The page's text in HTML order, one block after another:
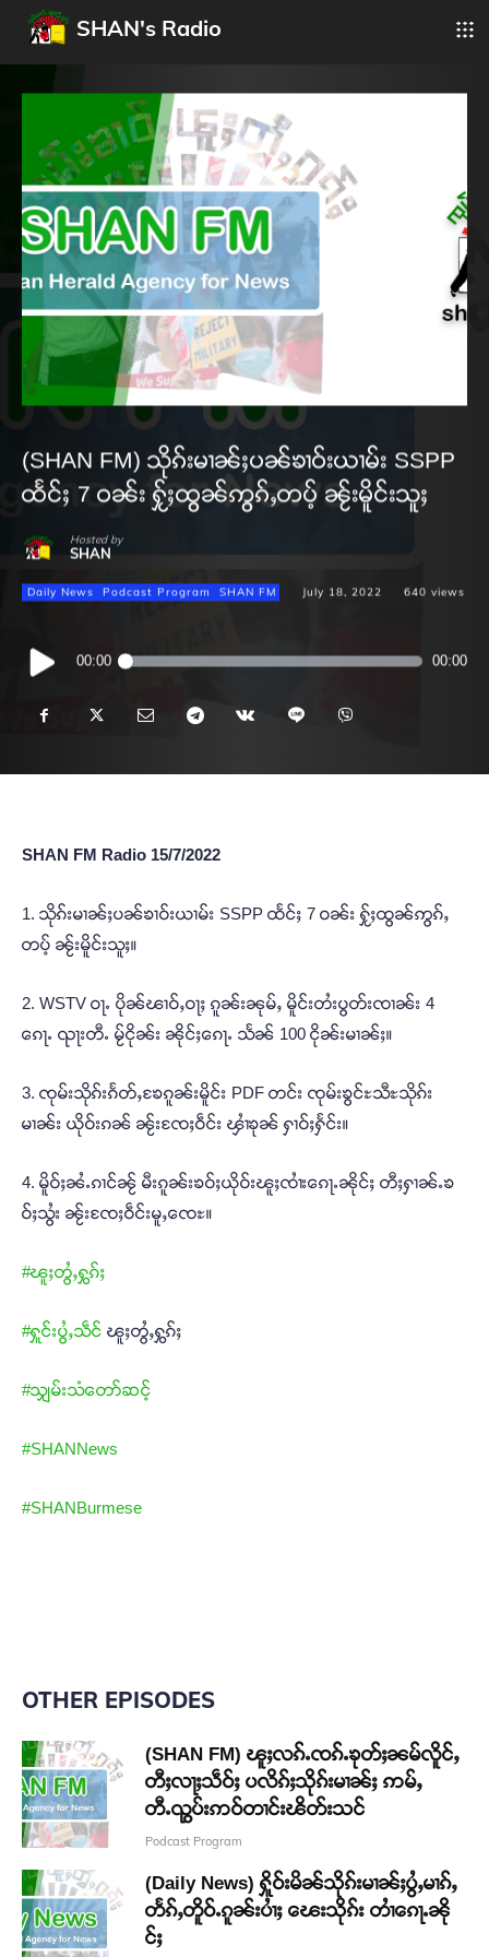
SHAN's Radio
(SHAN FM) သိုၵ်းမၢၼ်ႈပၼ်ၶၢဝ်းယၢမ်း SSPP
ထႅင်ႈ 7 ဝၼ်း ႁႂ်ႈထွၼ်ဢွၵ်ႇတပ့် ၼႂ်းမိူင်းသူႈ
Hosted by
SHAN
Daily News Podcast Program SHAN FM July 18, 2022 640 views
Audio
Player
00:00 00:00
SHAN FM Radio 15/7/2022
1. သိုၵ်းမၢၼ်ႈပၼ်ၶၢဝ်းယၢမ်း SSPP ထႅင်ႈ 7 ဝၼ်း ႁႂ်ႈထွၼ်ဢွၵ်ႇ
တပ့် ၼႂ်းမိူင်းသူႈ။
2. WSTV ဝႃႉ ပိုၼ်ၽၢဝ်ႇဝႃႈ ၵူၼ်းၼုမ်ႇ မိူင်းတႆးပွတ်းၸၢၼ်း 4
ၵေႃႉ ၺႃးတီႉ မႂ်ငိုၼ်း ၼိုင်ႈၵေႃႉ သႅၼ် 100 ငိုၼ်းမၢၼ်ႈ။
3. ၸုမ်းသိုၵ်းၵႅတ်ႇၶႄၵူၼ်းမိူင်း PDF တင်း ၸုမ်းၶွင်ႊသီႊသိုၵ်း
မၢၼ်း ယိုဝ်းၵၼ် ၼႂ်းၸႄႈဝဵင်း ၾၢႆၶုၼ် ႁၢဝ်ႈႁႅင်း။
4. မိူဝ်ႈၼႆႉၵၢင်ၼႂ် မီးၵူၼ်းၶဝ်ႈယိုဝ်းၽူႈၸၢႆးၵေႃႉၼိုင်ႈ တီႈႁၢၼ်ႉၶ
ဝ်ႈသွႆး ၼႂ်းၸႄႈဝဵင်းမူႇၸေႊ။
#ၽူႈတွႆႇႁွၵ်ႈ
#ႁူင်းပွႆႇသဵင် ၽူႈတွႆႇႁွၵ်ႈ
#သျှမ်းသံတော်ဆင့်
#SHANNews
#SHANBurmese
OTHER EPISODES
(SHAN FM) ၽူႈလၵ်ႉၸၵ်ႉၶုတ်ႈၼမ်လိူင်ႇ
တီႈလႃႈသဵဝ်ႈ ပလိၵ်ႈသိုၵ်းမၢၼ်ႈ ဢမ်ႇ
တီႉၺွပ်းဢဝ်တၢင်းၽိတ်းသင်
Podcast Program
(Daily News) ႁိူဝ်းမိၼ်သိုၵ်းမၢၼ်ႈပွႆႇမၢၵ်ႇ
တႅၵ်ႇတိူဝ်ႉၵူၼ်းပၢႆႈ ၽေးသိုၵ်း တၢႆၵေႃႉၼို
င်ႈ